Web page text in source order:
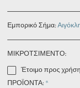
Εμπορικό Σήμα:
ΜΙΚΡΟΤΣΙΜΕΝΤΟ:
Έτοιμο προς χρήση
ΠΡΟΪΟΝΤΑ:*